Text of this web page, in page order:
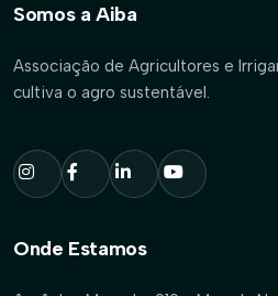
Somos a Aiba
Associação de Agricultores e
cultiva o agro sustentável.
Onde Estamos